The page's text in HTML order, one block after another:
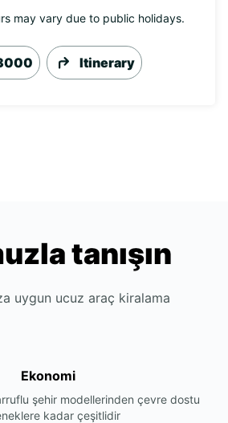
may vary due to public holidays.
Itinerary
tanışın
uygun ucuz araç kiralama
Ekonomi
şehir modellerinden çevre dostu
kadar çeşitlidir